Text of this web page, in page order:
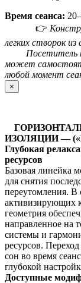
Время сеанса:
👉
легких створок из
Посетитель
может
любой момент
×
ИЗОЛЯЦИИ —
Глубокая
ресурсов
Базовая линейка
для снятия
переутомления. В
активизирующих
геометрия
направленное на
системы и
ресурсов.
сон во время
глубокой
Доступные